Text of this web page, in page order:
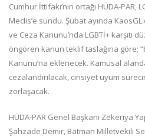
Cumhur İttifakı’nın ortağı HÜDA-PAR,
Meclis’e sundu. Şubat ayında
ve Ceza Kanunu’nda LGBTİ+ karşıtı
öngören kanun teklif taslağına göre;
Kanunu’na eklenecek. Kamusal
cezalandırılacak, cinsiyet uyum
zorlaşacak.
HÜDA-PAR Genel Başkanı Zekeriya
Şahzade Demir, Batman Milletvekili